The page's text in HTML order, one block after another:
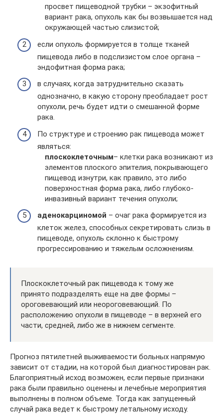
просвет пищеводной трубки – экзофитный
вариант рака, опухоль как бы возвышается над
окружающей частью слизистой;
если опухоль формируется в толще тканей
пищевода либо в подслизистом слое органа –
эндофитная форма рака;
в случаях, когда затруднительно сказать
однозначно, в какую сторону преобладает рост
опухоли, речь будет идти о смешанной форме
рака.
По структуре и строению рак пищевода может
являться:
плоскоклеточным– клетки рака возникают из
элементов плоского эпителия, покрывающего
пищевод изнутри, как правило, это либо
поверхностная форма рака, либо глубоко-
инвазивный вариант течения опухоли;
аденокарциномой – очаг рака формируется из
клеток желез, способных секретировать слизь в
пищеводе, опухоль склонно к быстрому
прогрессированию и тяжелым осложнениям.
Плоскоклеточный рак пищевода к тому же
принято подразделять еще на две формы –
ороговевающий или неороговевающий. По
расположению опухоли в пищеводе – в верхней его
части, средней, либо же в нижнем сегменте.
Прогноз пятилетней выживаемости больных напрямую
зависит от стадии, на которой был диагностирован рак.
Благоприятный исход возможен, если первые признаки
рака были правильно оценены и лечебные мероприятия
выполнены в полном объеме. Тогда как запущенный
случай рака ведет к быстрому летальному исходу.